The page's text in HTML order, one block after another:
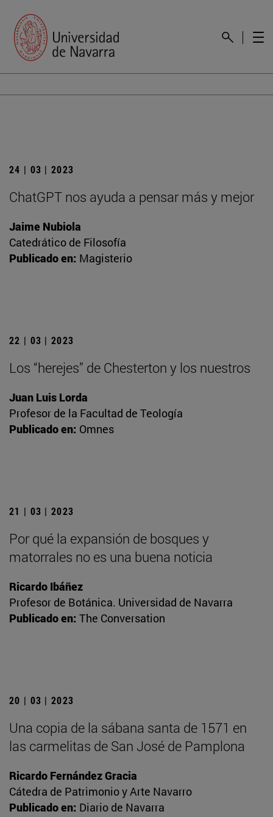
24 | 03 | 2023
ChatGPT nos ayuda a pensar más y mejor
Jaime Nubiola
Catedrático de Filosofía
Publicado en: Magisterio
22 | 03 | 2023
Los “herejes” de Chesterton y los nuestros
Juan Luis Lorda
Profesor de la Facultad de Teología
Publicado en: Omnes
21 | 03 | 2023
Por qué la expansión de bosques y
matorrales no es una buena noticia
Ricardo Ibáñez
Profesor de Botánica. Universidad de Navarra
Publicado en: The Conversation
20 | 03 | 2023
Una copia de la sábana santa de 1571 en
las carmelitas de San José de Pamplona
Ricardo Fernández Gracia
Cátedra de Patrimonio y Arte Navarro
Publicado en: Diario de Navarra